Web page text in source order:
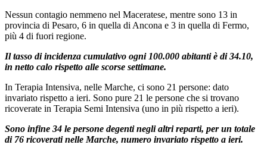
Nessun contagio nemmeno nel Maceratese, mentre sono 13 in
provincia di Pesaro, 6 in quella di Ancona e 3 in quella di Fermo,
più 4 di fuori regione.
Il tasso di incidenza cumulativo ogni 100.000 abitanti è di 34.10,
in netto calo rispetto alle scorse settimane.
In Terapia Intensiva, nelle Marche, ci sono 21 persone: dato
invariato rispetto a ieri. Sono pure 21 le persone che si trovano
ricoverate in Terapia Semi Intensiva (uno in più rispetto a ieri).
Sono infine 34 le persone degenti negli altri reparti, per un totale
di 76 ricoverati nelle Marche, numero invariato rispetto a ieri.